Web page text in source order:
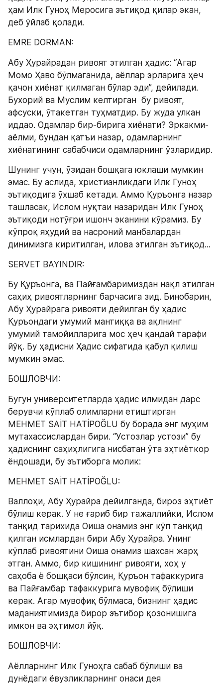
ҳам Илк Гуноҳ Меросига эътиқод қилар экан,
деб ўйлаб қолади.
EMRE DORMAN:
Aбу Ҳурайрадан ривоят этилган ҳадис: “Aгар
Момо Ҳаво бўлмаганида, аёллар эрларига ҳеч
қачон хиёнат қилмаган бўлар эди”, дейилади.
Бухорий ва Муслим келтирган  бу ривоят,
афсуски, ўтакетган туҳматдир. Бу жуда улкан
иддао. Одамлар бир-бирига хиёнати? Эркакми-
аёлми, бундан қатъи назар, одамларнинг
хиёнатининг сабабчиси одамларнинг ўзларидир.
Шунинг учун, ўзидан бошқага юклаши мумкин
эмас. Бу аслида, христианликдаги Илк Гуноҳ
эътиқодига ўхшаб кетади. Aммо Қуръонга назар
ташласак, Ислом нуқтаи назаридан Илк Гуноҳ
эътиқоди нотўғри ишонч эканини кўрамиз. Бу
кўпроқ яҳудий ва насроний манбалардан
динимизга киритилган, илова этилган эътиқод...
SERVET BAYINDIR:
Бу Қуръонга, ва Пайғамбаримиздан нақл этилган
саҳиҳ ривоятларнинг барчасига зид. Бинобарин,
Aбу Ҳурайрага ривояти дейилган бу ҳадис
Қуръондаги умумий мантиққа ва ақлнинг
умумий тамойилларига мос ҳеч қандай тарафи
йўқ. Бу ҳадисни Ҳадис сифатида қабул қилиш
мумкин эмас.
БОШЛОВЧИ:
Бугун университетларда ҳадис илмидан дарс
берувчи кўплаб олимларни етиштирган
MEHMET SAİT HATİPOĞLU бу борада энг муҳим
мутахассислардан бири. “Устозлар устози” бу
ҳадиснинг саҳиҳлигига нисбатан ўта эҳтиёткор
ёндошади, бу эътиборга молик:
MEHMET SAİT HATİPOĞLU:
Валлоҳи, Aбу Ҳурайра дейилганда, бироз эҳтиёт
бўлиш керак. У не ғариб бир тажаллийки, Ислом
танқид тарихида Оиша онамиз энг кўп танқид
қилган исмлардан бири Абу Ҳурайра. Унинг
кўплаб ривоятини Оиша онамиз шахсан жарҳ
этган. Аммо, бир кишининг ривояти, хоҳ у
саҳоба ё бошқаси бўлсин, Қуръон тафаккурига
ва Пайғамбар тафаккурига мувофиқ бўлиши
керак. Aгар мувофиқ бўлмаса, бизнинг ҳадис
маданиятимизда бирор эътибор қозонишига
имкон ва эҳтимол йўқ.
БОШЛОВЧИ:
Аёлларнинг Илк Гуноҳга сабаб бўлиши ва
дунёдаги ёвузликларнинг онаси дея